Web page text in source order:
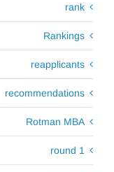
rank
Rankings
reapplicants
recommendations
Rotman MBA
round 1